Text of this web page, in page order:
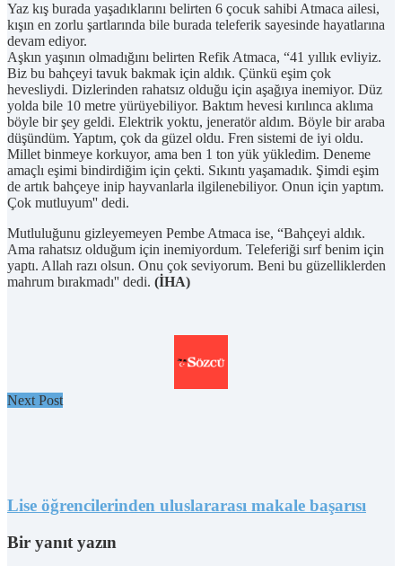
Yaz kış burada yaşadıklarını belirten 6 çocuk sahibi Atmaca ailesi,
kışın en zorlu şartlarında bile burada teleferik sayesinde hayatlarına
devam ediyor.
Aşkın yaşının olmadığını belirten Refik Atmaca, “41 yıllık evliyiz.
Biz bu bahçeyi tavuk bakmak için aldık. Çünkü eşim çok
hevesliydi. Dizlerinden rahatsız olduğu için aşağıya inemiyor. Düz
yolda bile 10 metre yürüyebiliyor. Baktım hevesi kırılınca aklıma
böyle bir şey geldi. Elektrik yoktu, jeneratör aldım. Böyle bir araba
düşündüm. Yaptım, çok da güzel oldu. Fren sistemi de iyi oldu.
Millet binmeye korkuyor, ama ben 1 ton yük yükledim. Deneme
amaçlı eşimi bindirdiğim için çekti. Sıkıntı yaşamadık. Şimdi eşim
de artık bahçeye inip hayvanlarla ilgilenebiliyor. Onun için yaptım.
Çok mutluyum'' dedi.
Mutluluğunu gizleyemeyen Pembe Atmaca ise, “Bahçeyi aldık.
Ama rahatsız olduğum için inemiyordum. Teleferiği sırf benim için
yaptı. Allah razı olsun. Onu çok seviyorum. Beni bu güzelliklerden
mahrum bırakmadı'' dedi. (İHA)
Next Post
Lise öğrencilerinden uluslararası makale başarısı
Bir yanıt yazın